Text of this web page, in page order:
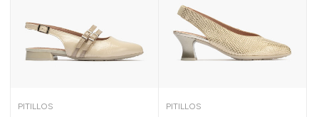
PITILLOS PITILLOS